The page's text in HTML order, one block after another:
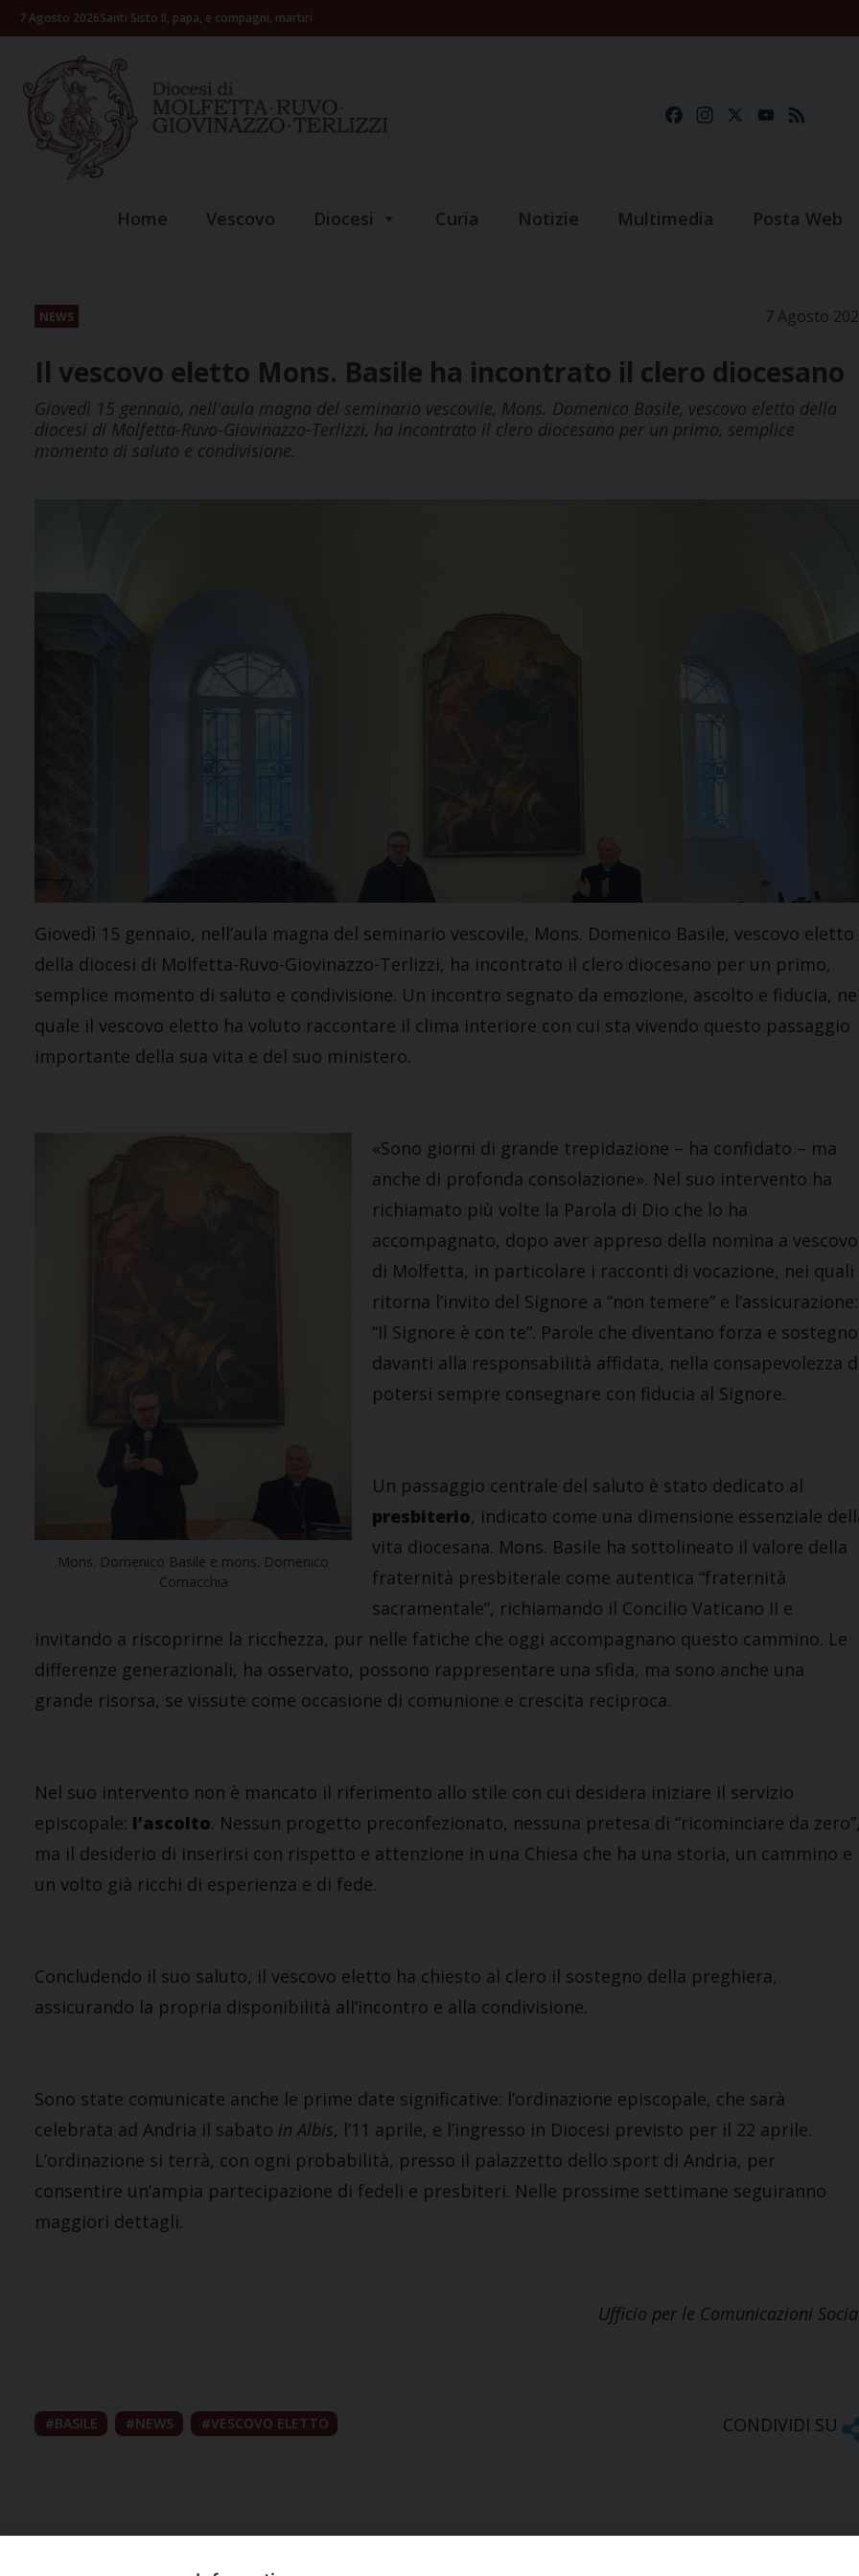
Skip7 Agosto 2026Santi Sisto II, papa, e compagni, martiri
FacebookInstagramYouTube
Home Vescovo Diocesi Curia Notizie Multimedia Posta Web
NEWS 7 Agosto
Il vescovo eletto Mons. Basile ha incontrato il clero diocesano
Giovedì 15 gennaio, nell'aula magna del seminario vescovile, Mons. Domenico Basile, vescovo eletto della
diocesi di Molfetta-Ruvo-Giovinazzo-Terlizzi, ha incontrato il clero diocesano per un primo, semplice
momento di saluto e condivisione.
Giovedì 15 gennaio, nell’aula magna del seminario vescovile, Mons. Domenico Basile, vescovo eletto
della diocesi di Molfetta-Ruvo-Giovinazzo-Terlizzi, ha incontrato il clero diocesano per un primo,
semplice momento di saluto e condivisione. Un incontro segnato da emozione, ascolto e fiducia,
quale il vescovo eletto ha voluto raccontare il clima interiore con cui sta vivendo questo passaggio
importante della sua vita e del suo ministero.
Mons. Domenico Basile e mons. Domenico
Cornacchia
«Sono giorni di grande trepidazione – ha confidato – ma
anche di profonda consolazione». Nel suo intervento ha
richiamato più volte la Parola di Dio che lo ha
accompagnato, dopo aver appreso della nomina a vescovo
di Molfetta, in particolare i racconti di vocazione, nei quali
ritorna l’invito del Signore a “non temere” e l’assicurazione:
“Il Signore è con te”. Parole che diventano forza e sostegno
davanti alla responsabilità affidata, nella consapevolezza
potersi sempre consegnare con fiducia al Signore.
Un passaggio centrale del saluto è stato dedicato al
presbiterio, indicato come una dimensione essenziale
vita diocesana. Mons. Basile ha sottolineato il valore della
fraternità presbiterale come autentica “fraternità
sacramentale”, richiamando il Concilio Vaticano II e
invitando a riscoprirne la ricchezza, pur nelle fatiche che oggi accompagnano questo cammino. Le
differenze generazionali, ha osservato, possono rappresentare una sfida, ma sono anche una
grande risorsa, se vissute come occasione di comunione e crescita reciproca.
Nel suo intervento non è mancato il riferimento allo stile con cui desidera iniziare il servizio
episcopale: l’ascolto. Nessun progetto preconfezionato, nessuna pretesa di “ricominciare da
ma il desiderio di inserirsi con rispetto e attenzione in una Chiesa che ha una storia, un cammino e
un volto già ricchi di esperienza e di fede.
Concludendo il suo saluto, il vescovo eletto ha chiesto al clero il sostegno della preghiera,
assicurando la propria disponibilità all’incontro e alla condivisione.
Sono state comunicate anche le prime date significative: l’ordinazione episcopale, che sarà
celebrata ad Andria il sabato in Albis, l’11 aprile, e l’ingresso in Diocesi previsto per il 22 aprile.
L’ordinazione si terrà, con ogni probabilità, presso il palazzetto dello sport di Andria, per
consentire un’ampia partecipazione di fedeli e presbiteri. Nelle prossime settimane seguiranno
maggiori dettagli.
Ufficio per le Comunicazioni
BASILE NEWS VESCOVO ELETTO CONDIVIDI SU